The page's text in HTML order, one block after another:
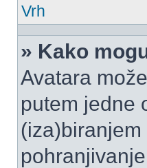
Vrh
» Kako
Avatara
putem jedne